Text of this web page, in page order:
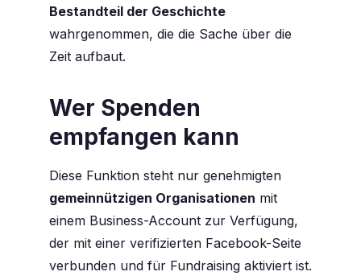
Bestandteil der Geschichte
wahrgenommen, die die Sache über die
Zeit aufbaut.
Wer Spenden
empfangen kann
Diese Funktion steht nur genehmigten
gemeinnützigen Organisationen mit
einem Business-Account zur Verfügung,
der mit einer verifizierten Facebook-Seite
verbunden und für Fundraising aktiviert ist.